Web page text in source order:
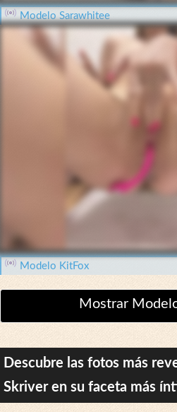
Modelo Sarawhitee
Modelo KitFox
Mostrar
Descubre las fotos más
Skriver en su faceta más